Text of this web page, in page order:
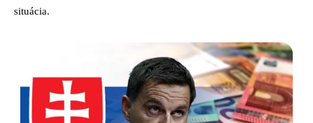
situácia.